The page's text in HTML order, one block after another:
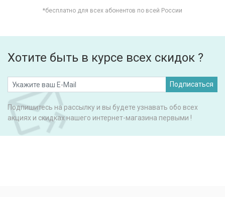
*бесплатно для всех абонентов по всей России
Хотите быть в курсе всех скидок ?
Подписаться
Подпишитесь на рассылку и вы будете узнавать обо всех
акциях и скидках нашего интернет-магазина первыми !